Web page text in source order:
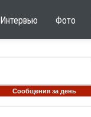
Интервью Фото
Сообщения за день